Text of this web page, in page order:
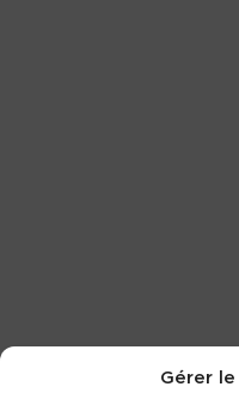
Gérer